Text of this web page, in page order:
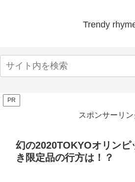
Trendy
PR
スポンサーリン
幻の2020TOKYOオリンピ
き限定品の行方は！？